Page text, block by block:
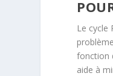
Le cycle
fonction
aide à